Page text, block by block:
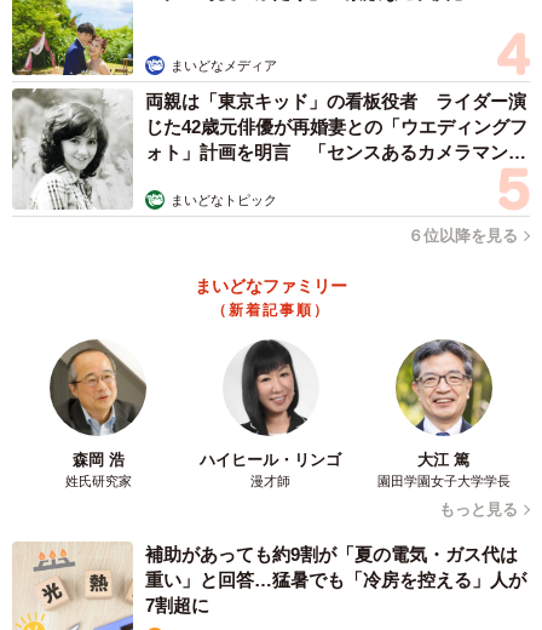
まいどなメディア
両親は「東京キッド」の看板役者 ライダー演
じた42歳元俳優が再婚妻との「ウエディングフ
ォト」計画を明言 「センスあるカメラマン求
まいどなトピック
６位以降を見る
まいどなファミリー
（新着記事順）
森岡 浩
姓氏研究家
ハイヒール・リンゴ
漫才師
大江 篤
園田学園女子大学学長
もっと見る
補助があっても約9割が「夏の電気・ガス代は
重い」と回答…猛暑でも「冷房を控える」人が
7割超に